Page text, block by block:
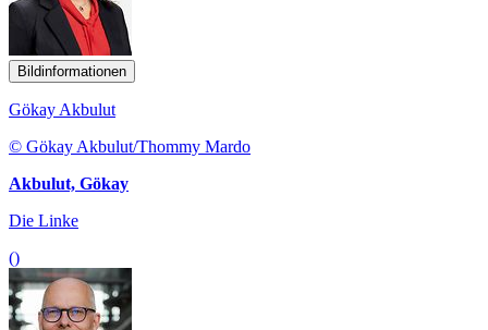
Bildinformationen
Gökay Akbulut
© Gökay Akbulut/Thommy Mardo
Akbulut, Gökay
Die Linke
()